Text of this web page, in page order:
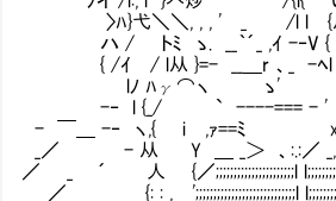
〉ﾊ}弋＼＼, , , ' _ /l l {
ハ / トﾐ ゝ. __｀´_ ,ｲ -‐V {
{ /ｲ / l从 }=- __＿r 、_ -ﾍl
lﾉ ﾊγ⌒ヽ ゝ'
-‐ l {_/ ` ----=== - ' _,,,,,,
- ￣＿ -‐ ヽ,{ i ,ｧ==ﾐ
_／ - 从 Y ＿ _＞ 、:.:／
／ _ ´ 人 {／;;;;;;;;;;;;;;;;;;;;;;l
／ {: : , ';;;;;;;;;;;;;;;;;;;;;;;;;;;;l